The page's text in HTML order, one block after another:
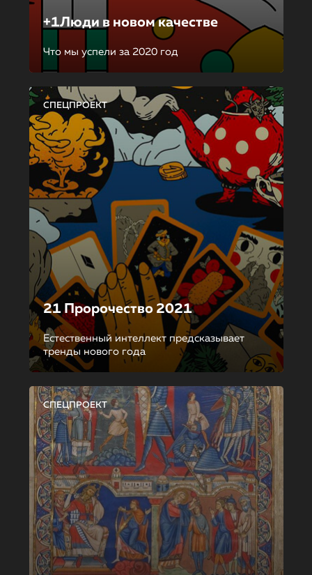
+1Люди в новом качестве
Что мы успели за 2020 год
СПЕЦПРОЕКТ
21 Пророчество 2021
Естественный интеллект предсказывает
тренды нового года
СПЕЦПРОЕКТ